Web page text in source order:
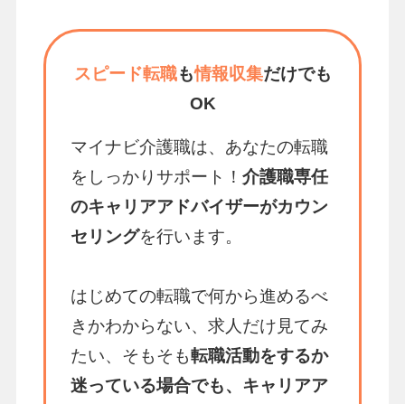
スピード転職も情報収集だけでも
OK
マイナビ介護職は、あなたの転職
をしっかりサポート！ 介護職専任
のキャリアアドバイザーがカウン
セリングを行います。
はじめての転職で何から進めるべ
きかわからない、求人だけ見てみ
たい、そもそも転職活動をするか
迷っている場合でも、キャリアア